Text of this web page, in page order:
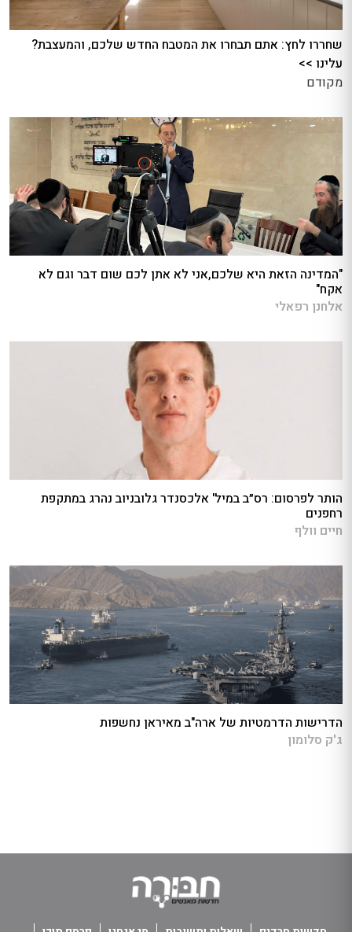
שחררו לחץ: אתם תבחרו את המטבח החדש שלכם, והמעצבת?
עלינו >>
מקודם
"המדינה הזאת היא שלכם,אני לא אתן לכם שום דבר וגם לא
אקח"
אלחנן רפאלי
הותר לפרסום: רס״ב במיל' אלכסנדר גלובניוב נהרג במתקפת
רחפנים
חיים וולף
הדרישות הדרמטיות של ארה"ב מאיראן נחשפות
ג'ק סלומון